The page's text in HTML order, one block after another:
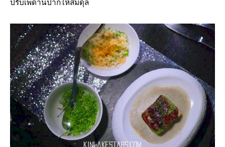
ปรับเพดานปากให้สมดุล